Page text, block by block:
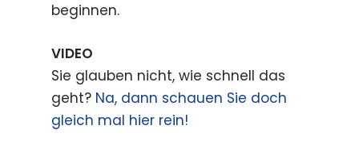
beginnen.
VIDEO
Sie glauben nicht, wie schnell das
geht? Na, dann schauen Sie doch
gleich mal hier rein!